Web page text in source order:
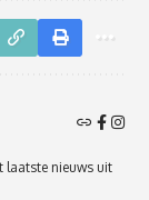
laatste nieuws uit